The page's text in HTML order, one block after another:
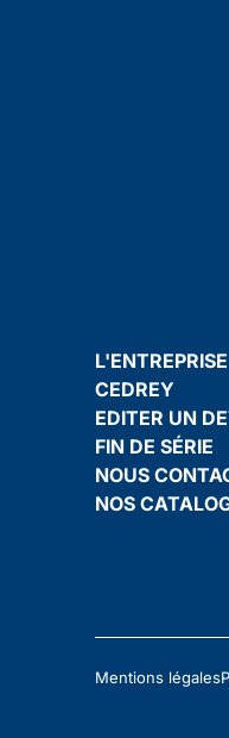
L'ENTREPRISE
CEDREY
EDITER UN
FIN DE SÉRIE
NOUS
NOS
Mentions légales